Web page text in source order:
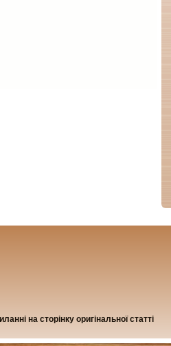
на сторінку оригінальної статті